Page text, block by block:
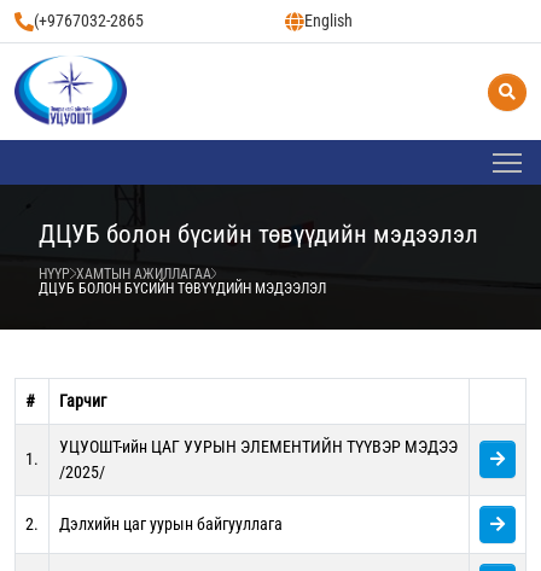
(+9767032-2865 English
ДЦУБ болон бүсийн төвүүдийн мэдээлэл
НҮҮР ХАМТЫН АЖИЛЛАГАА
ДЦУБ БОЛОН БҮСИЙН ТӨВҮҮДИЙН МЭДЭЭЛЭЛ
# Гарчиг
1.
УЦУОШТ-ийн ЦАГ УУРЫН ЭЛЕМЕНТИЙН ТҮҮВЭР МЭДЭЭ
/2025/
2. Дэлхийн цаг уурын байгууллага